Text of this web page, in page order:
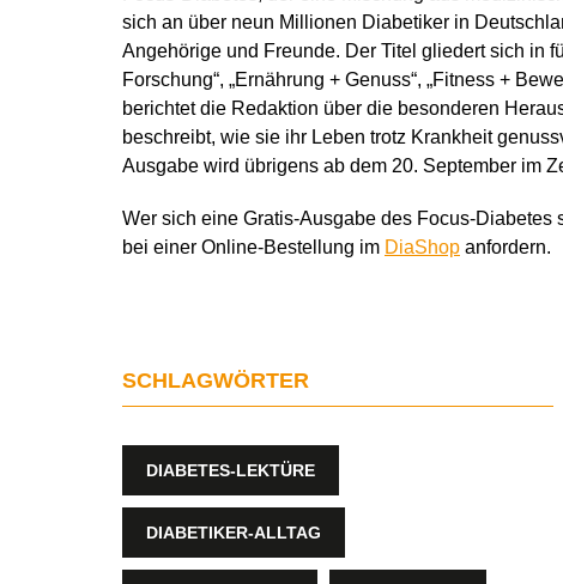
sich an über neun Millionen Diabetiker in
Angehörige und Freunde. Der Titel gliedert sich in
Forschung“, „Ernährung + Genuss“, „Fitness +
berichtet die Redaktion über die besonderen
beschreibt, wie sie ihr Leben trotz Krankheit
Ausgabe wird übrigens ab dem 20. September im
Wer sich eine Gratis-Ausgabe des Focus-
bei einer Online-Bestellung im DiaShop anfordern.
SCHLAGWÖRTER
DIABETES-LEKTÜRE
DIABETIKER-ALLTAG